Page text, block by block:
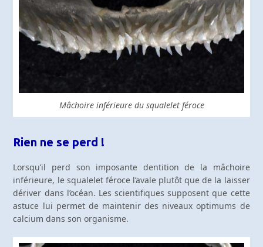
Mâchoire inférieure du squalelet féroce
Rien ne se perd !
Lorsqu’il perd son imposante dentition de la mâchoire
inférieure, le squalelet féroce l’avale plutôt que de la laisser
dériver dans l’océan. Les scientifiques supposent que cette
astuce lui permet de maintenir des niveaux optimums de
calcium dans son organisme.